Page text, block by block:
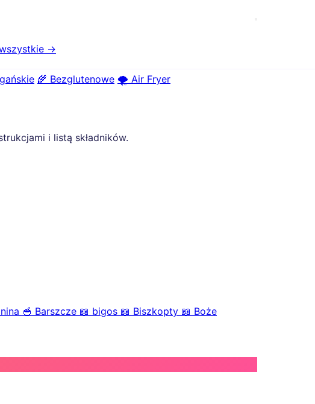
→
🌾 Bezglutenowe 🌪️ Air Fryer
i listą składników.
🥣 Barszcze 📖 bigos 📖 Biszkopty 📖 Boże